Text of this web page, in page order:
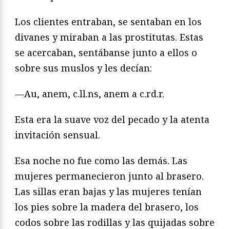
Los clientes entraban, se sentaban en los
divanes y miraban a las prostitutas. Estas
se acercaban, sentábanse junto a ellos o
sobre sus muslos y les decían:
—Au, anem, c.ll.ns, anem a c.rd.r.
Esta era la suave voz del pecado y la atenta
invitación sensual.
Esa noche no fue como las demás. Las
mujeres permanecieron junto al brasero.
Las sillas eran bajas y las mujeres tenían
los pies sobre la madera del brasero, los
codos sobre las rodillas y las quijadas sobre